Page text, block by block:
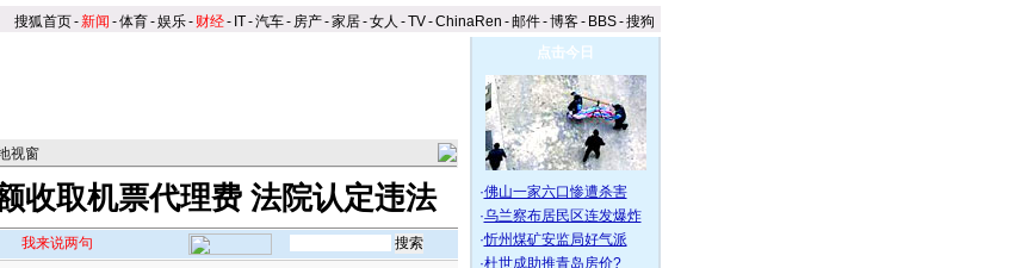
搜狐首页-新闻 -体育-娱乐- 财经- IT-汽车- 房产-家居-女人 -TV-ChinaRen -邮件-博客- BBS-搜狗
视窗
收取机票代理费 法院认定违法
我来说两句
点击今日
·佛山一家六口惨遭杀害
·乌兰察布居民区连发爆炸
·忻州煤矿安监局好气派
·杜世成助推青岛房价?